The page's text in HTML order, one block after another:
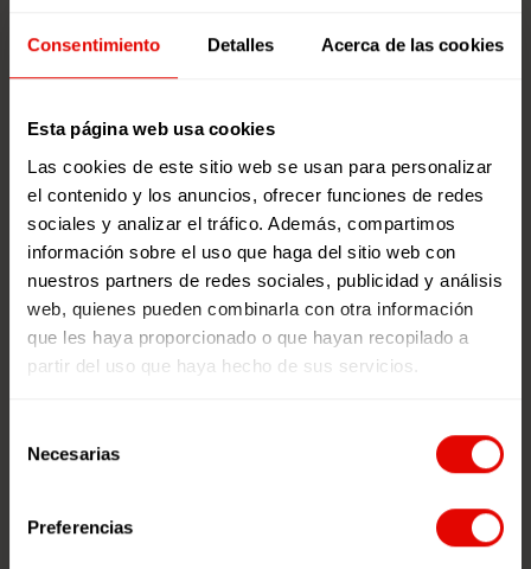
Consentimiento Detalles Acerca de las cookies
Esta página web usa cookies
Las cookies de este sitio web se usan para personalizar
el contenido y los anuncios, ofrecer funciones de redes
sociales y analizar el tráfico. Además, compartimos
información sobre el uso que haga del sitio web con
nuestros partners de redes sociales, publicidad y análisis
web, quienes pueden combinarla con otra información
que les haya proporcionado o que hayan recopilado a
partir del uso que haya hecho de sus servicios.
Necesarias
Preferencias
Buscador
Podcast ‘Empatía
Podcasts sobre Ciudadanía Global